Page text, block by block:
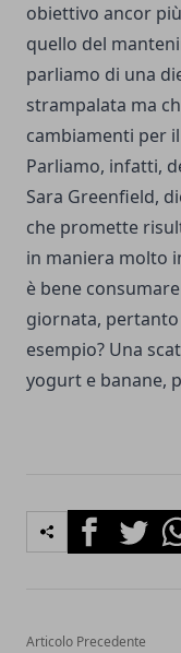
obiettivo ancor
quello del
parliamo di una
strampalata ma
cambiamenti per
Parliamo, infatti,
Sara Greenfield,
che promette
in maniera molto
è bene
giornata,
esempio? Una
yogurt e banane,
FacebookTwitter
Articolo Precedente